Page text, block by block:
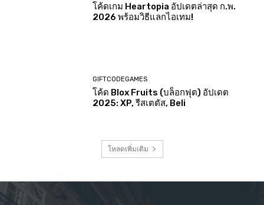
โค้ดเกม Heartopia อัปเดตล่าสุด ก.พ.
2026 พร้อมวิธีแลกไอเทม!
GIFTCODEGAMES
โค้ด Blox Fruits (บล็อกฟุต) อัปเดต
2025: XP, รีสเตตัส, Beli
โหลดเพิ่มเติม